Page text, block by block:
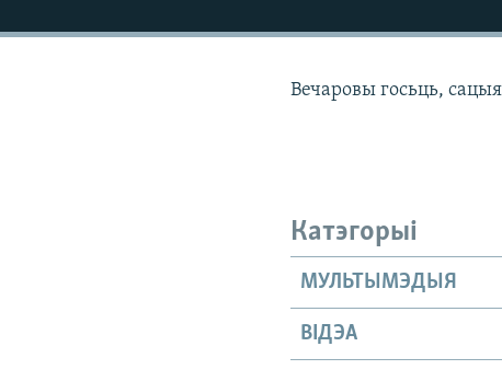
КАЛЯНДАР
НА ХВАЛЯХ СВАБОДЫ
Вечаровы госьць,
Катэгорыі
МУЛЬТЫМЭДЫЯ
ВІДЭА